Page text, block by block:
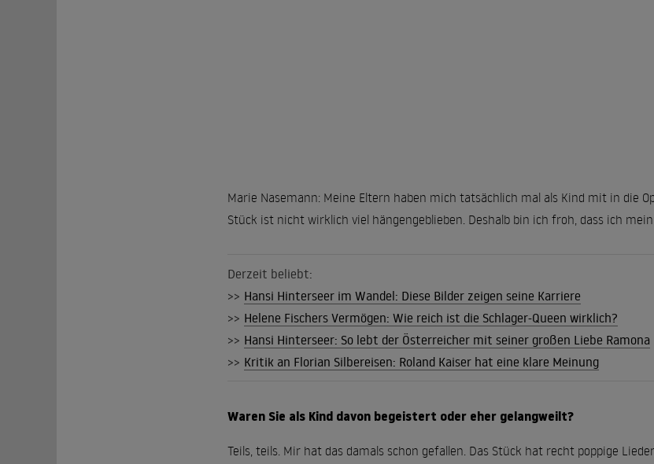
Marie Nasemann: Meine Eltern haben mich tatsächlich mal als Kind mit in die
Stück ist nicht wirklich viel hängengeblieben. Deshalb bin ich froh, dass ich
Derzeit beliebt:
>> Hansi Hinterseer im Wandel: Diese Bilder zeigen seine Karriere
>> Helene Fischers Vermögen: Wie reich ist die Schlager-Queen wirklich?
>> Hansi Hinterseer: So lebt der Österreicher mit seiner großen Liebe Ramona
>> Kritik an Florian Silbereisen: Roland Kaiser hat eine klare Meinung
Waren Sie als Kind davon begeistert oder eher gelangweilt?
Teils, teils. Mir hat das damals schon gefallen. Das Stück hat recht poppige